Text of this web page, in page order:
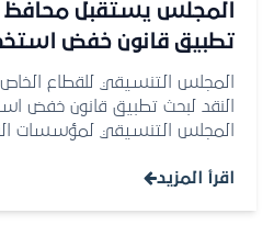
المجلس يستقبل محافظ
تطبيق قانون خفض
المجلس التنسيقي للقطاع
النقد لبحث تطبيق قانون خفض
المجلس التنسيقي لمؤسسات
اقرأ المزيد